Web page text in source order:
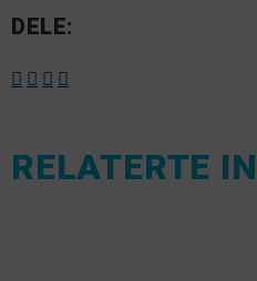
DELE:
RELATERTE